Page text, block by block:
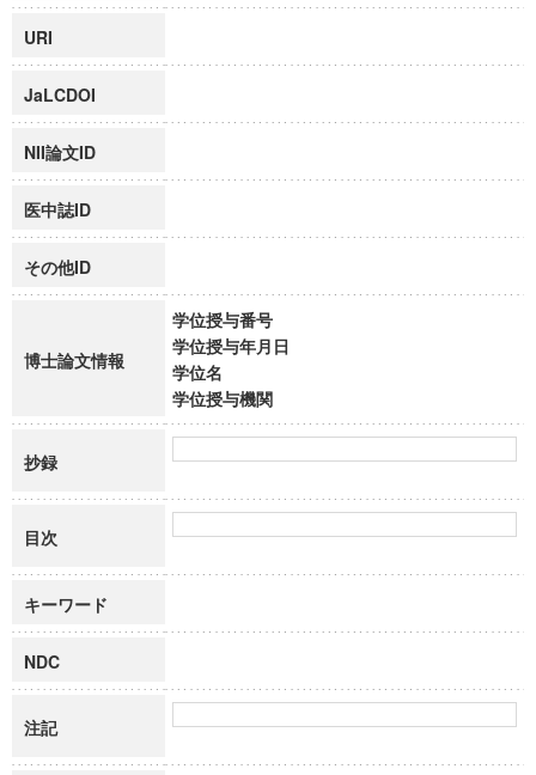
URI
JaLCDOI
NII論文ID
医中誌ID
その他ID
博士論文情報
学位授与番号
学位授与年月日
学位名
学位授与機関
抄録
目次
キーワード
NDC
注記